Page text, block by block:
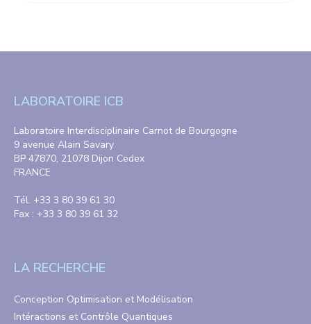
LABORATOIRE ICB
Laboratoire Interdisciplinaire Carnot de Bourgogne
9 avenue Alain Savary
BP 47870, 21078 Dijon Cedex
FRANCE
Tél. +33 3 80 39 61 30
Fax : +33 3 80 39 61 32
LA RECHERCHE
Conception Optimisation et Modélisation
Intéractions et Contrôle Quantiques